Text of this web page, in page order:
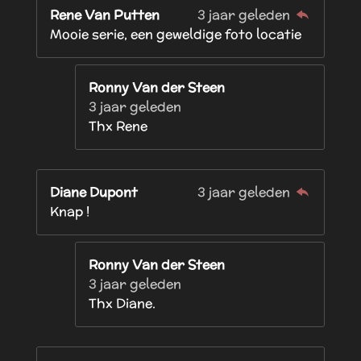
Rene Van Putten
3 jaar geleden
Mooie serie, een geweldige foto locatie
Ronny Van der Steen
3 jaar geleden
Thx Rene
Diane Dupont
3 jaar geleden
Knap !
Ronny Van der Steen
3 jaar geleden
Thx Diane.